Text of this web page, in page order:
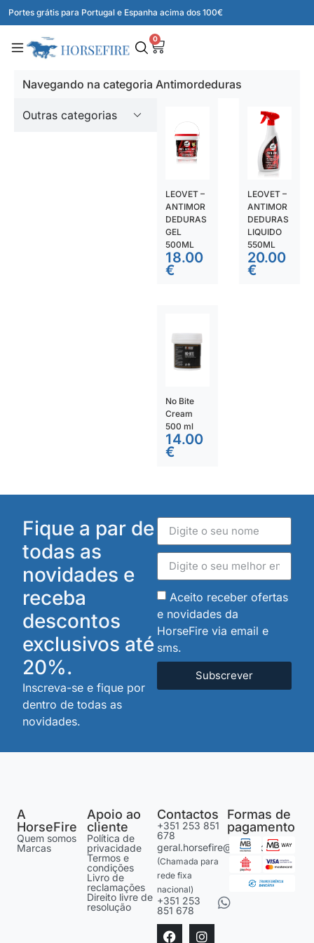
Portes grátis para Portugal e Espanha acima dos 100€
0
Navegando na categoria Antimordeduras
Outras categorias
LEOVET –
ANTIMOR
DEDURAS
GEL
500ML
18.00
€
LEOVET –
ANTIMOR
DEDURAS
LIQUIDO
550ML
20.00
€
No Bite
Cream
500 ml
14.00
€
Fique a par de
todas as
novidades e
receba
descontos
exclusivos até
20%.
Inscreva-se e fique por
dentro de todas as
novidades.
Aceito receber ofertas
e novidades da
HorseFire via email e
sms.
Subscrever
A
HorseFire
Quem somos
Marcas
Apoio ao
cliente
Política de
privacidade
Termos e
condições
Livro de
reclamações
Direito livre de
resolução
Contactos
+351 253 851
678
geral.horsefire@gmail.com
(Chamada para
rede fixa
nacional)
+351 253
851 678
Formas de
pagamento